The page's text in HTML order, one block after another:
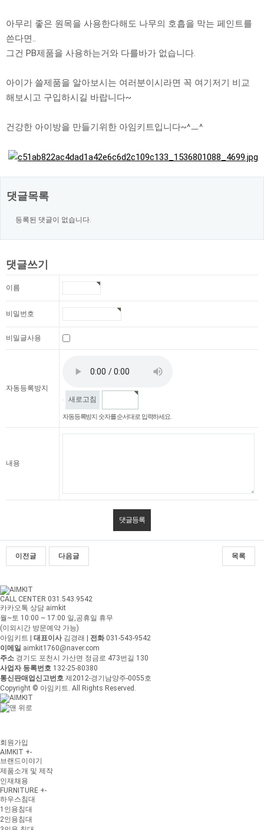
아무리 좋은 원목을 사용한다해도 나무의 호흡을 막는 페인트를
쓴다면..
그건 PB제품을 사용하는거와 다를바가 없습니다.
아이가 쓸제품을 알아보시는 여러분이시라면 꼭 여기저기 비교
해보시고 구입하시길 바랍니다~
건강한 아이방을 만들기위한 아임키트입니다~^ㅡ^
댓글목록
등록된 댓글이 없습니다.
댓글쓰기
이름
비밀번호
비밀글사용
자동등록방지
새로고침
자동등록방지 숫자를 순서대로 입력하세요.
내용
이전글 다음글 목록
CALL CENTER 031.543.9542
카카오톡 상담 aimkit
월~토 10:00 ~ 17:00 일,공휴일 휴무
(이외시간 방문예약 가능)
아임키트 | 대표이사김경래 | 전화031-543-9542
이메일 aimkit1760@naver.com
주소 경기도 포천시 가산면 정금로 473번길 130
사업자 등록번호 132-25-80380
통신판매업신고번호 제2012-경기남양주-0055호
Copyright © 아임키트. All Rights Reserved.
회원가입
AIMKIT +-
브랜드이야기
제품소개 및 제작
인재채용
FURNITURE +-
하우스침대
1인용침대
2인용침대